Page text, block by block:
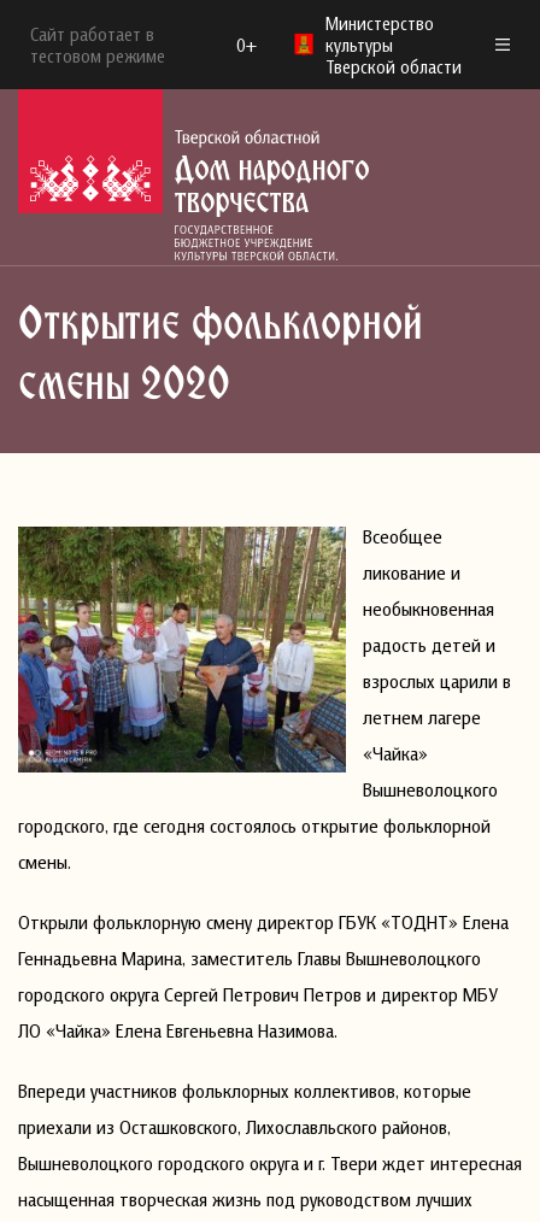
Сайт работает в
тестовом режиме
0+
Министерство
культуры
Тверской области
Открытие фольклорной
смены 2020
Всеобщее
ликование и
необыкновенная
радость детей и
взрослых царили в
летнем лагере
«Чайка»
Вышневолоцкого
городского, где сегодня состоялось открытие фольклорной
смены.
Открыли фольклорную смену директор ГБУК «ТОДНТ» Елена
Геннадьевна Марина, заместитель Главы Вышневолоцкого
городского округа Сергей Петрович Петров и директор МБУ
ЛО «Чайка» Елена Евгеньевна Назимова.
Впереди участников фольклорных коллективов, которые
приехали из Осташковского, Лихославльского районов,
Вышневолоцкого городского округа и г. Твери ждет интересная
насыщенная творческая жизнь под руководством лучших